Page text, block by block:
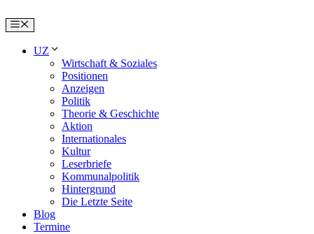
Menu
UZ
Wirtschaft & Soziales
Positionen
Anzeigen
Politik
Theorie & Geschichte
Aktion
Internationales
Kultur
Leserbriefe
Kommunalpolitik
Hintergrund
Die Letzte Seite
Blog
Termine